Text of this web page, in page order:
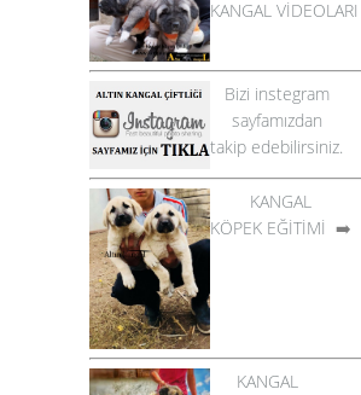
KANGAL VİDEOLARI
Bizi instegram
sayfamızdan
takip edebilirsiniz.
KANGAL
KÖPEK EĞİTİMİ ➡️
KANGAL